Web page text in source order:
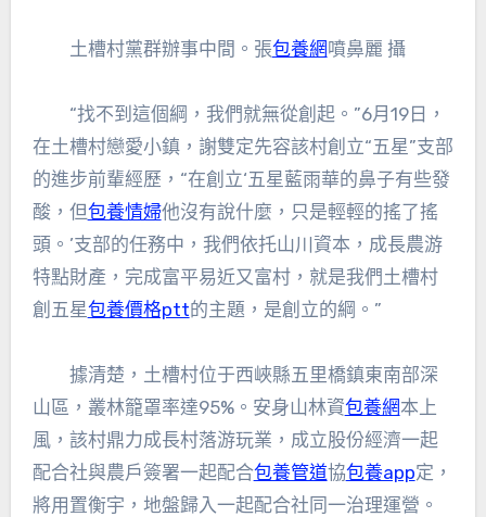
土槽村黨群辦事中間。張包養網噴鼻麗 攝
“找不到這個綱，我們就無從創起。”6月19日，
在土槽村戀愛小鎮，謝雙定先容該村創立“五星”支部
的進步前輩經歷，“在創立‘五星藍雨華的鼻子有些發
酸，但包養情婦他沒有說什麼，只是輕輕的搖了搖
頭。’支部的任務中，我們依托山川資本，成長農游
特點財產，完成富平易近又富村，就是我們土槽村
創五星包養價格ptt的主題，是創立的綱。”
據清楚，土槽村位于西峽縣五里橋鎮東南部深
山區，叢林籠罩率達95%。安身山林資包養網本上
風，該村鼎力成長村落游玩業，成立股份經濟一起
配合社與農戶簽署一起配合包養管道協包養app定，
將用置衡宇，地盤歸入一起配合社同一治理運營。